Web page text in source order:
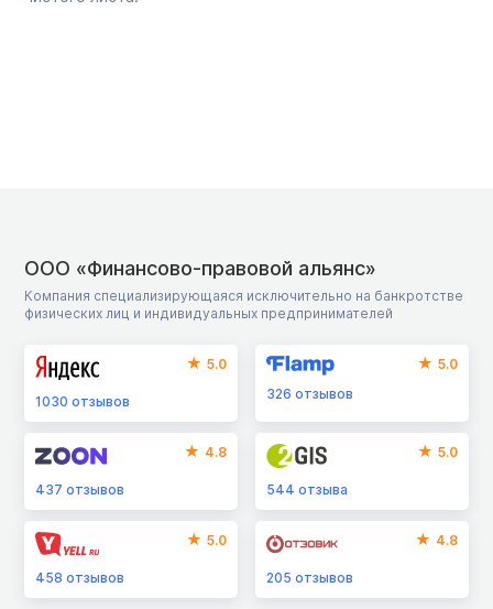
ООО «Финансово-правовой альянс»
Компания специализирующаяся исключительно на банкротстве
физических лиц и индивидуальных предпринимателей
5.0
1030 отзывов
5.0
326отзывов
4.8
437 отзывов
5.0
544отзыва
5.0
458 отзывов
4.8
205отзывов